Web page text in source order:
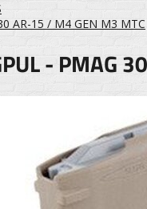
AR-15 / M4 GEN M3 MTC
- PMAG